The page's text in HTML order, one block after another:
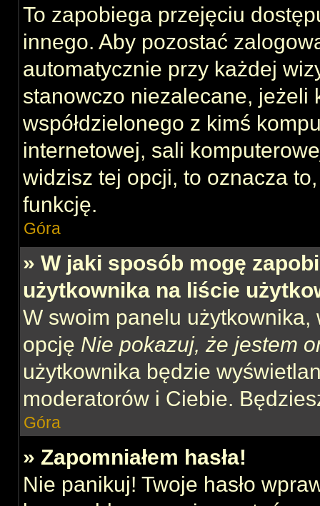
To zapobiega przejęciu
innego. Aby pozostać
automatycznie przy każdej
stanowczo niezalecane, jeżeli
współdzielonego z kimś
internetowej, sali
widzisz tej opcji, to oznacza
funkcję.
Góra
» W jaki sposób mogę
użytkownika na liście
W swoim panelu użytkownika,
opcję Nie pokazuj, że jestem
użytkownika będzie
moderatorów i Ciebie.
Góra
» Zapomniałem hasła!
Nie panikuj! Twoje hasło